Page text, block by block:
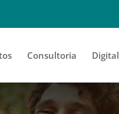
Consultoria Digital